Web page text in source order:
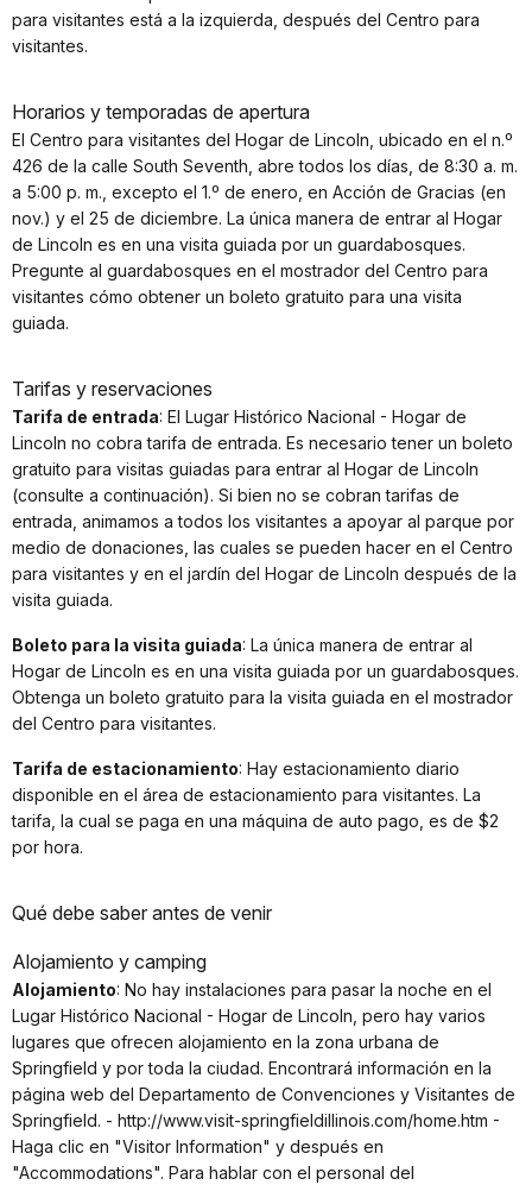
para visitantes está a la izquierda, después del Centro para
visitantes.
Horarios y temporadas de apertura
El Centro para visitantes del Hogar de Lincoln, ubicado en el n.º
426 de la calle South Seventh, abre todos los días, de 8:30 a. m.
a 5:00 p. m., excepto el 1.º de enero, en Acción de Gracias (en
nov.) y el 25 de diciembre. La única manera de entrar al Hogar
de Lincoln es en una visita guiada por un guardabosques.
Pregunte al guardabosques en el mostrador del Centro para
visitantes cómo obtener un boleto gratuito para una visita
guiada.
Tarifas y reservaciones
Tarifa de entrada: El Lugar Histórico Nacional - Hogar de
Lincoln no cobra tarifa de entrada. Es necesario tener un boleto
gratuito para visitas guiadas para entrar al Hogar de Lincoln
(consulte a continuación). Si bien no se cobran tarifas de
entrada, animamos a todos los visitantes a apoyar al parque por
medio de donaciones, las cuales se pueden hacer en el Centro
para visitantes y en el jardín del Hogar de Lincoln después de la
visita guiada.
Boleto para la visita guiada: La única manera de entrar al
Hogar de Lincoln es en una visita guiada por un guardabosques.
Obtenga un boleto gratuito para la visita guiada en el mostrador
del Centro para visitantes.
Tarifa de estacionamiento: Hay estacionamiento diario
disponible en el área de estacionamiento para visitantes. La
tarifa, la cual se paga en una máquina de auto pago, es de $2
por hora.
Qué debe saber antes de venir
Alojamiento y camping
Alojamiento: No hay instalaciones para pasar la noche en el
Lugar Histórico Nacional - Hogar de Lincoln, pero hay varios
lugares que ofrecen alojamiento en la zona urbana de
Springfield y por toda la ciudad. Encontrará información en la
página web del Departamento de Convenciones y Visitantes de
Springfield. - http://www.visit-springfieldillinois.com/home.htm -
Haga clic en "Visitor Information" y después en
"Accommodations". Para hablar con el personal del